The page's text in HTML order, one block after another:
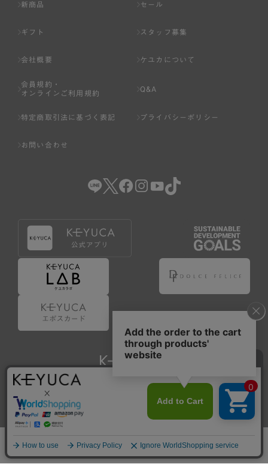
新商品 セール
ギフト スタッフ募集
会社概要 ケユカについて
会員規約・
オンラインご利用規約
Q&A
特定商取引法に基づく表記 プライバシーポリシー
お問い合わせ
Copyright © KAWAJUN Co., Ltd. All Rights Reserved.